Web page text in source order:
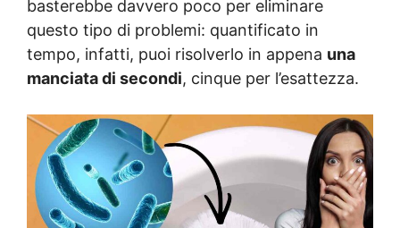
basterebbe davvero poco per eliminare
questo tipo di problemi: quantificato in
tempo, infatti, puoi risolverlo in appena una
manciata di secondi, cinque per l’esattezza.